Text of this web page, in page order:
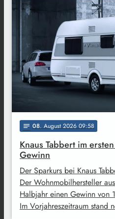
notes 08. August 2026 09:58
Knaus Tabbert im
Gewinn
Der Sparkurs bei Knaus
Der Wohnmobilhersteller
Halbjahr einen Gewinn von
Im Vorjahreszeitraum